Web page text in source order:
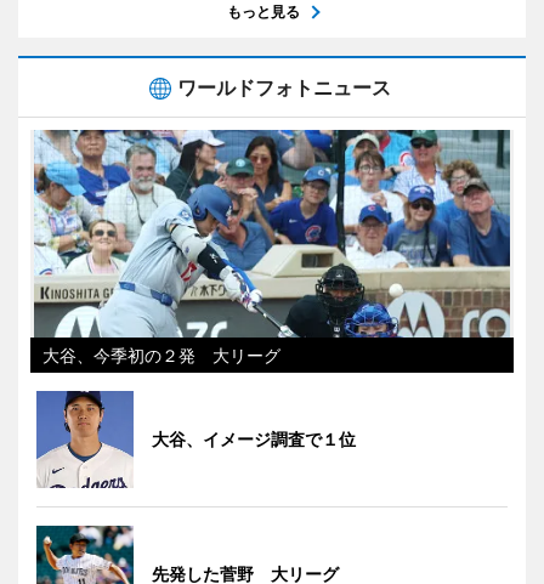
もっと見る
ワールドフォトニュース
大谷、今季初の２発 大リーグ
大谷、イメージ調査で１位
先発した菅野 大リーグ